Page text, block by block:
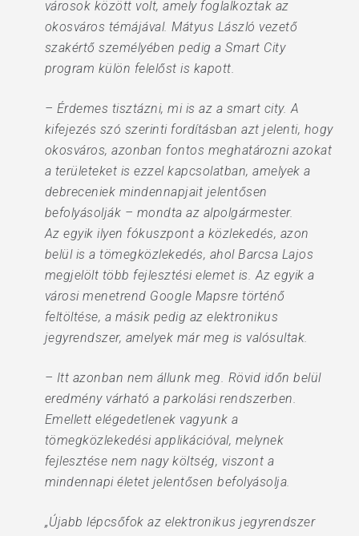
városok között volt, amely foglalkoztak az
okosváros témájával. Mátyus László vezető
szakértő személyében pedig a Smart City
program külön felelőst is kapott.
– Érdemes tisztázni, mi is az a smart city. A
kifejezés szó szerinti fordításban azt jelenti, hogy
okosváros, azonban fontos meghatározni azokat
a területeket is ezzel kapcsolatban, amelyek a
debreceniek mindennapjait jelentősen
befolyásolják – mondta az alpolgármester.
Az egyik ilyen fókuszpont a közlekedés, azon
belül is a tömegközlekedés, ahol Barcsa Lajos
megjelölt több fejlesztési elemet is. Az egyik a
városi menetrend Google Mapsre történő
feltöltése, a másik pedig az elektronikus
jegyrendszer, amelyek már meg is valósultak.
– Itt azonban nem állunk meg. Rövid időn belül
eredmény várható a parkolási rendszerben.
Emellett elégedetlenek vagyunk a
tömegközlekedési applikációval, melynek
fejlesztése nem nagy költség, viszont a
mindennapi életet jelentősen befolyásolja.
„Újabb lépcsőfok az elektronikus jegyrendszer